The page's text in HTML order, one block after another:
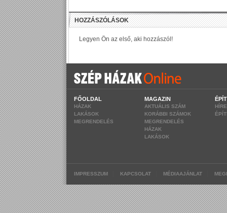
FŐOLDAL
HÁZAK
LAKÁSOK
MEGRENDELÉS
MAGAZIN
AKTUÁLIS SZÁM
KORÁBBI SZÁMOK
MEGRENDELÉS
HÁZAK
LAKÁSOK
IMPRESSZUM KAPCSOLAT MÉDIAAJÁNLAT